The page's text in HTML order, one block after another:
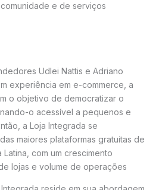
e de serviços
Udlei Nattis e Adriano
experiência em e-commerce, a
o objetivo de democratizar o
o acessível a pequenos e
a Loja Integrada se
maiores plataformas gratuitas de
com um crescimento
lojas e volume de operações​